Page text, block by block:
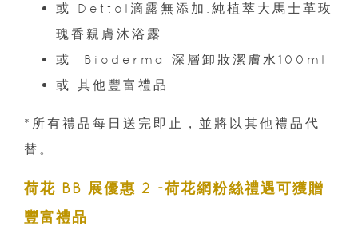
或 Dettol滴露無添加.純植萃大馬士革玫
瑰香親膚沐浴露
或 Bioderma 深層卸妝潔膚水100ml
或 其他豐富禮品
*所有禮品每日送完即止，並將以其他禮品代
替。
荷花 BB 展優惠 2 -荷花網粉絲禮遇可獲贈
豐富禮品